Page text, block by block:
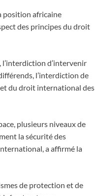
position africaine
des principes du droit
l’interdiction d’intervenir
l’interdiction de
et du droit international des
plusieurs niveaux de
la sécurité des
a affirmé la
de protection et de